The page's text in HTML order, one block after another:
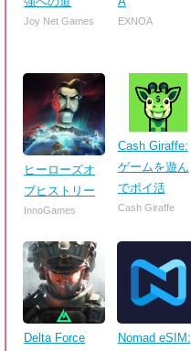
Joy Net Games EXNOA
ヒーローズオ
ブヒストリー
InnoGames
Cash Giraffe:
ゲームを遊ん
でポイ活
Cash Giraffe
Delta Force
Nomad eSIM: